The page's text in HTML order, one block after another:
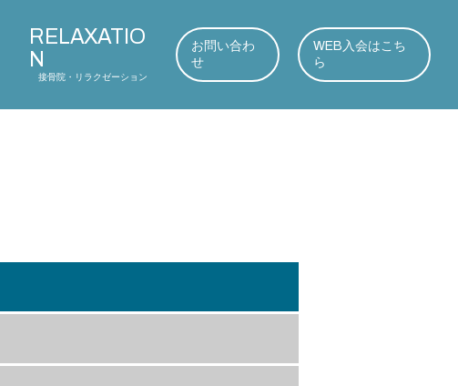
RELAXATIO
N
接骨院・リラクゼーション
お問い合わ
せ
WEB入会はこち
ら